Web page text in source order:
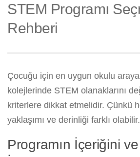
STEM Programı
Rehberi
Çocuğu için en uygun okulu
kolejlerinde STEM olanaklarını
kriterlere dikkat etmelidir. Çünkü
yaklaşımı ve derinliği farklı olabilir.
Programın İçeriğini